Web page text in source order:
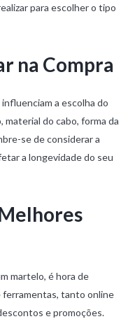
para escolher o tipo
na Compra
a escolha do
do cabo, forma da
se de considerar a
a longevidade do seu
martelo, é hora de
ferramentas, tanto online
e promoções.